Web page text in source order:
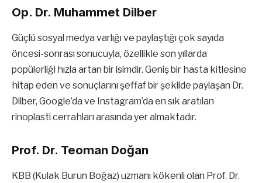
Op. Dr. Muhammet Dilber
Güçlü sosyal medya varlığı ve paylaştığı çok sayıda
öncesi-sonrası sonucuyla, özellikle son yıllarda
popülerliği hızla artan bir isimdir. Geniş bir hasta kitlesine
hitap eden ve sonuçlarını şeffaf bir şekilde paylaşan Dr.
Dilber, Google’da ve Instagram’da en sık aratılan
rinoplasti cerrahları arasında yer almaktadır.
Prof. Dr. Teoman Doğan
KBB (Kulak Burun Boğaz) uzmanı kökenli olan Prof. Dr.